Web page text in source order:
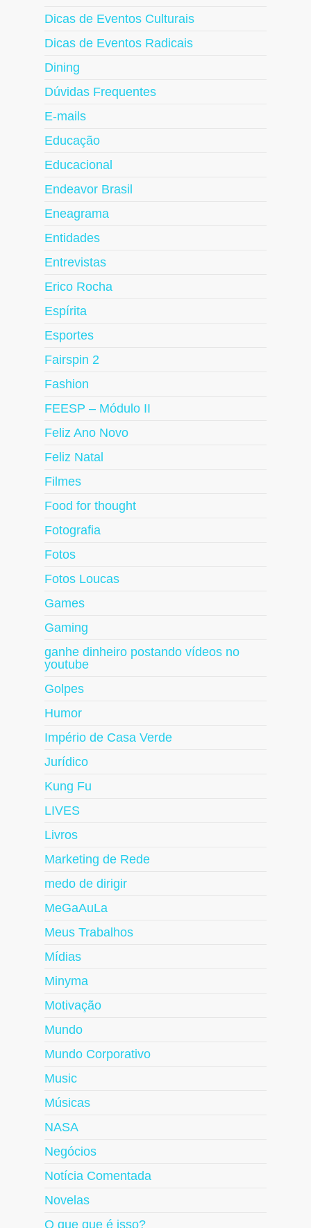
Dicas de Eventos Culturais
Dicas de Eventos Radicais
Dining
Dúvidas Frequentes
E-mails
Educação
Educacional
Endeavor Brasil
Eneagrama
Entidades
Entrevistas
Erico Rocha
Espírita
Esportes
Fairspin 2
Fashion
FEESP – Módulo II
Feliz Ano Novo
Feliz Natal
Filmes
Food for thought
Fotografia
Fotos
Fotos Loucas
Games
Gaming
ganhe dinheiro postando vídeos no
youtube
Golpes
Humor
Império de Casa Verde
Jurídico
Kung Fu
LIVES
Livros
Marketing de Rede
medo de dirigir
MeGaAuLa
Meus Trabalhos
Mídias
Minyma
Motivação
Mundo
Mundo Corporativo
Music
Músicas
NASA
Negócios
Notícia Comentada
Novelas
O que que é isso?